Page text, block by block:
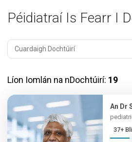
Péidiatraí Is Fearr I
Líon Iomlán na nDochtúirí: 19
An Dr
37+